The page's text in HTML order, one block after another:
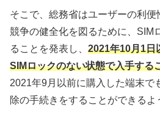
そこで、総務省はユーザーの利
競争の健全化を図るために、SIM
ることを発表し、 2021年10月1日
SIMロックのない状態で入手する
2021年9月以前に購入した端末で
除の手続きをすることができるよ